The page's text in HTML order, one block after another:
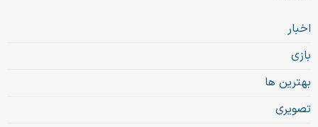
اخبار
بازی
بهترین ها
تصویری